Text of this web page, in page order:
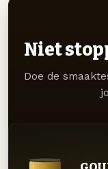
Niet
Doe de